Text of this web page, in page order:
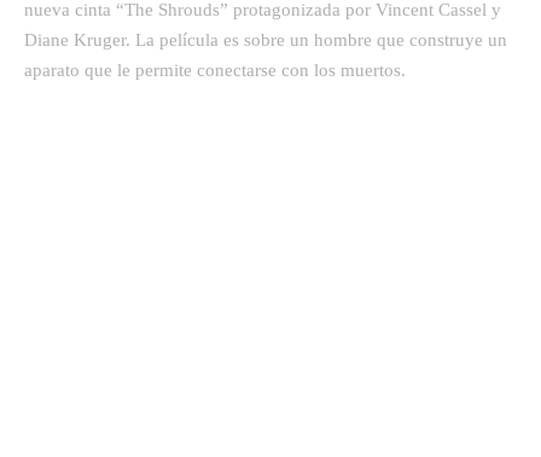
nueva cinta “The Shrouds” protagonizada por Vincent Cassel y
Diane Kruger. La película es sobre un hombre que construye un
aparato que le permite conectarse con los muertos.